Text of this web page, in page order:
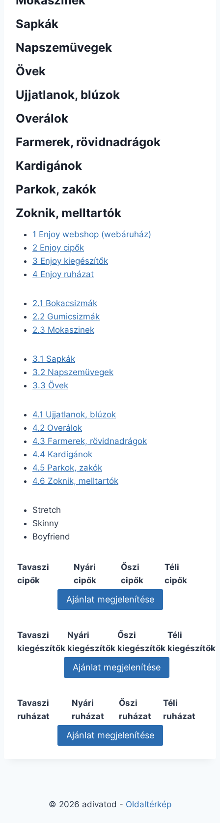
Sapkák
Napszemüvegek
Övek
Ujjatlanok, blúzok
Overálok
Farmerek, rövidnadrágok
Kardigánok
Parkok, zakók
Zoknik, melltartók
1 Enjoy webshop (webáruház)
2 Enjoy cipők
3 Enjoy kiegészítők
4 Enjoy ruházat
2.1 Bokacsizmák
2.2 Gumicsizmák
2.3 Mokaszinek
3.1 Sapkák
3.2 Napszemüvegek
3.3 Övek
4.1 Ujjatlanok, blúzok
4.2 Overálok
4.3 Farmerek, rövidnadrágok
4.4 Kardigánok
4.5 Parkok, zakók
4.6 Zoknik, melltartók
Stretch
Skinny
Boyfriend
Tavaszi
cipők
Nyári
cipők
Őszi
cipők
Téli
cipők
Tavaszi
kiegészítők
Nyári
kiegészítők
Őszi
kiegészítők
Téli
kiegészítők
Tavaszi
ruházat
Nyári
ruházat
Őszi
ruházat
Téli
ruházat
© 2026 adivatod - Oldaltérkép